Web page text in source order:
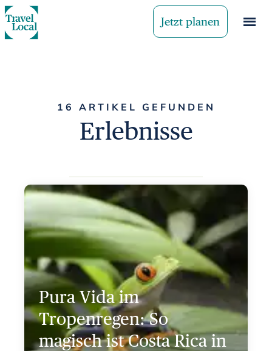
Jetzt planen
16 ARTIKEL GEFUNDEN
Erlebnisse
Pura Vida im
Tropenregen: So
magisch ist Costa Rica in